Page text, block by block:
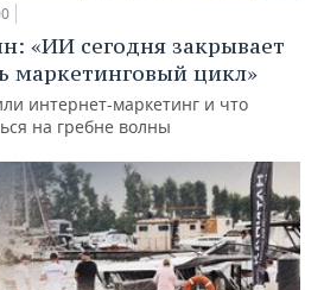
«ИИ сегодня закрывает
маркетинговый цикл»
интернет-маркетинг и что
на гребне волны